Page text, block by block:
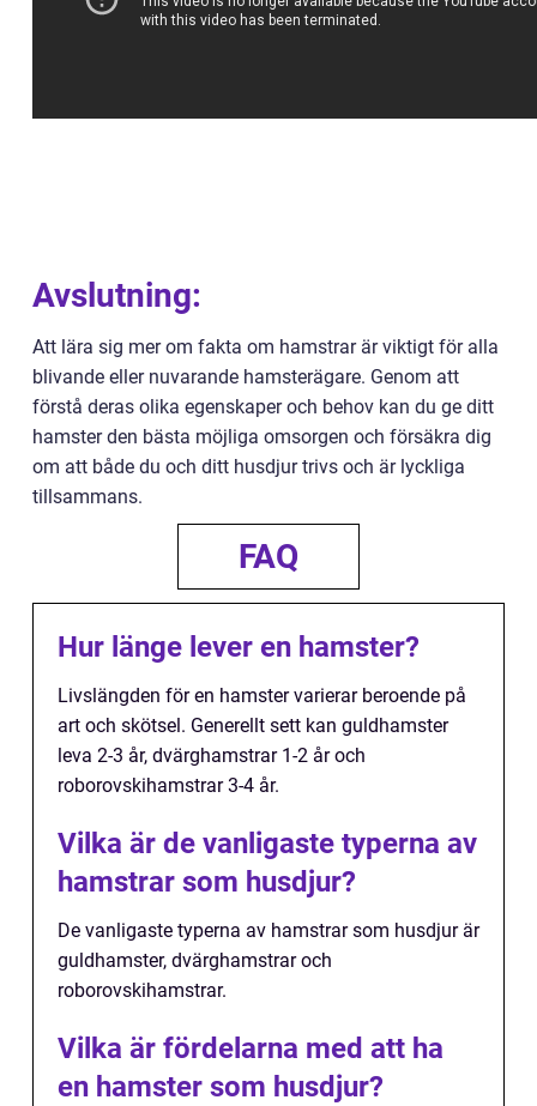
Avslutning:
Att lära sig mer om fakta om hamstrar är viktigt för alla
blivande eller nuvarande hamsterägare. Genom att
förstå deras olika egenskaper och behov kan du ge ditt
hamster den bästa möjliga omsorgen och försäkra dig
om att både du och ditt husdjur trivs och är lyckliga
tillsammans.
FAQ
Hur länge lever en hamster?
Livslängden för en hamster varierar beroende på
art och skötsel. Generellt sett kan guldhamster
leva 2-3 år, dvärghamstrar 1-2 år och
roborovskihamstrar 3-4 år.
Vilka är de vanligaste typerna av
hamstrar som husdjur?
De vanligaste typerna av hamstrar som husdjur är
guldhamster, dvärghamstrar och
roborovskihamstrar.
Vilka är fördelarna med att ha
en hamster som husdjur?